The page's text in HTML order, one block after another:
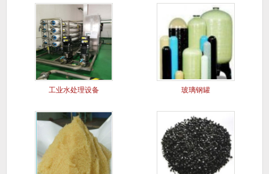
工业水处理设备 玻璃钢罐